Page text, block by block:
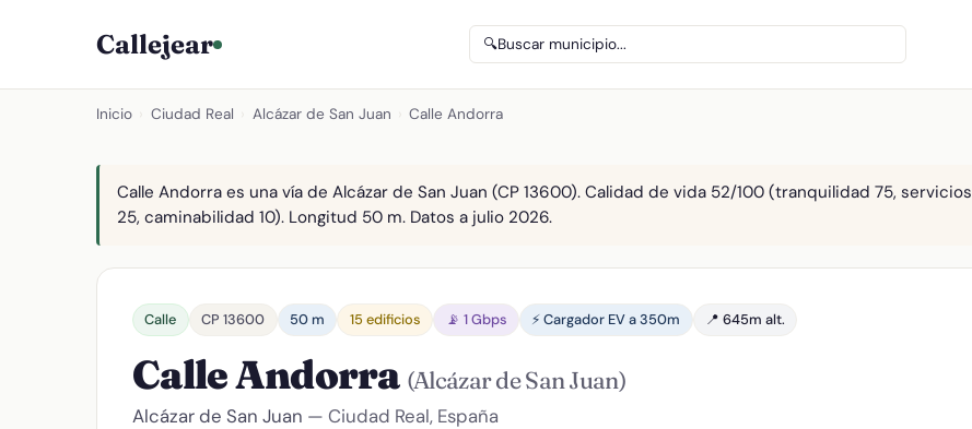
Callejear 🔍Buscar municipio...
Inicio Ciudad Real Alcázar de San Juan Calle Andorra
Calle Andorra es una vía de Alcázar de San Juan (CP 13600). Calidad de vida 52/100 (tranquilidad 75, servicios
25, caminabilidad 10). Longitud 50 m. Datos a julio 2026.
Calle CP 13600 50 m 15 edificios 📡 1 Gbps ⚡ Cargador EV a 350m 📍 645m alt.
Calle Andorra (Alcázar de San Juan)
Alcázar de San Juan — Ciudad Real, España